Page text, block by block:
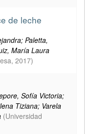
de leche
Paletta,
María Laura
, 2017)
Sofía Victoria;
Tiziana; Varela
(Universidad